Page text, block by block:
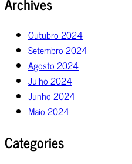
Outubro 2024
Setembro 2024
Agosto 2024
Julho 2024
Junho 2024
Maio 2024
Categories